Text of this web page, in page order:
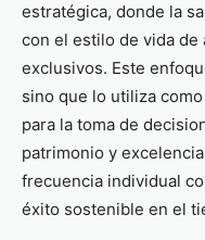
estratégica, donde la
con el estilo de vida
exclusivos. Este
sino que lo utiliza
para la toma de
patrimonio y
frecuencia individual
éxito sostenible en el